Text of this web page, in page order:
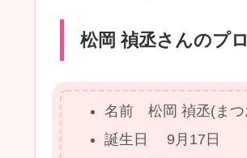
松岡 禎丞さんのプ
名前 松岡 禎丞(まつ
誕生日 9月17日